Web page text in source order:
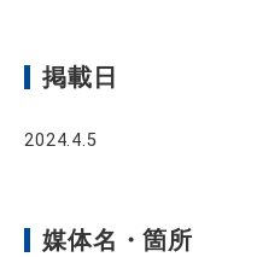
掲載日
2024.4.5
媒体名・箇所